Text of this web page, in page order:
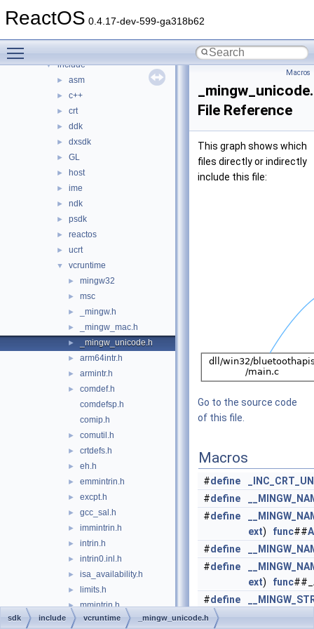
ReactOS 0.4.17-dev-599-ga318b62
► modules
▼ include
► asm
► c++
► crt
► ddk
► dxsdk
► GL
► host
► ime
► ndk
► psdk
► reactos
► ucrt
▼ vcruntime
► mingw32
► msc
► _mingw.h
► _mingw_mac.h
► _mingw_unicode.h
► arm64intr.h
► armintr.h
►
comdef.h
comdefsp.h
comip.h
► comutil.h
► crtdefs.h
► eh.h
► emmintrin.h
► excpt.h
► gcc_sal.h
► immintrin.h
► intrin.h
► intrin0.inl.h
► isa_availability.h
► limits.h
► mmintrin.h
► ms_sal.h
Macros
File Reference
This graph shows which
files directly or indirectly
include this file:
Go to the source code
of this file.
Macros
#define
#define
#define
ext) func##A
#define
#define
ext) func
#define
same as
sdk include vcruntime _mingw_unicode.h